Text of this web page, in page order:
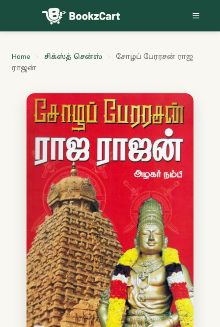
Skip to content
Home சிக்ஸ்த் சென்ஸ்
சோழப் பேரரசன் ராஜ
ராஜன்